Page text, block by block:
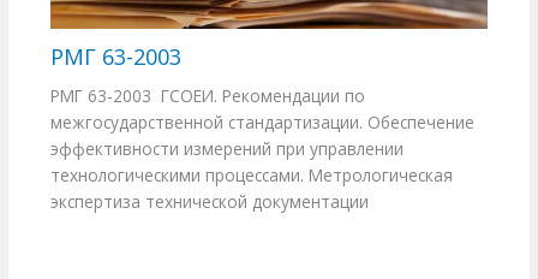
РМГ 63-2003
РМГ 63-2003 ГСОЕИ. Рекомендации по
межгосударственной стандартизации. Обеспечение
эффективности измерений при управлении
технологическими процессами. Метрологическая
экспертиза технической документации